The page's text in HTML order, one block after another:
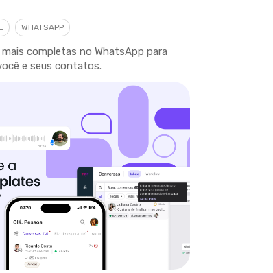
WHATSAPP
completas no WhatsApp para
e seus contatos.